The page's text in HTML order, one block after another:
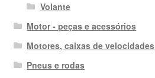
Volante
Motor - peças e acessórios
Motores, caixas de velocidades
Pneus e rodas